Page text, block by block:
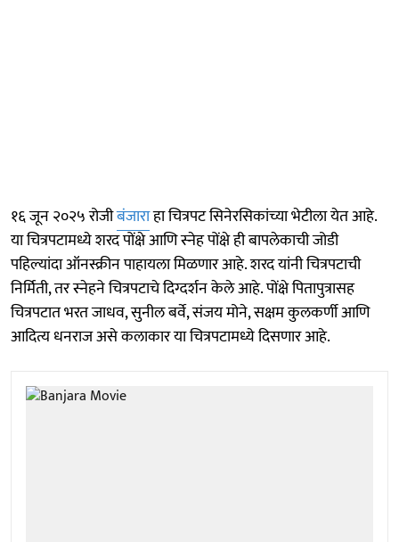
१६ जून २०२५ रोजीबंजाराहा चित्रपट सिनेरसिकांच्या भेटीला येत आहे.
या चित्रपटामध्ये शरद पोंक्षे आणि स्नेह पोंक्षे ही बापलेकाची जोडी
पहिल्यांदा ऑनस्क्रीन पाहायला मिळणार आहे. शरद यांनी चित्रपटाची
निर्मिती, तर स्नेहने चित्रपटाचे दिग्दर्शन केले आहे. पोंक्षे पितापुत्रासह
चित्रपटात भरत जाधव, सुनील बर्वे, संजय मोने, सक्षम कुलकर्णी आणि
आदित्य धनराज असे कलाकार या चित्रपटामध्ये दिसणार आहे.